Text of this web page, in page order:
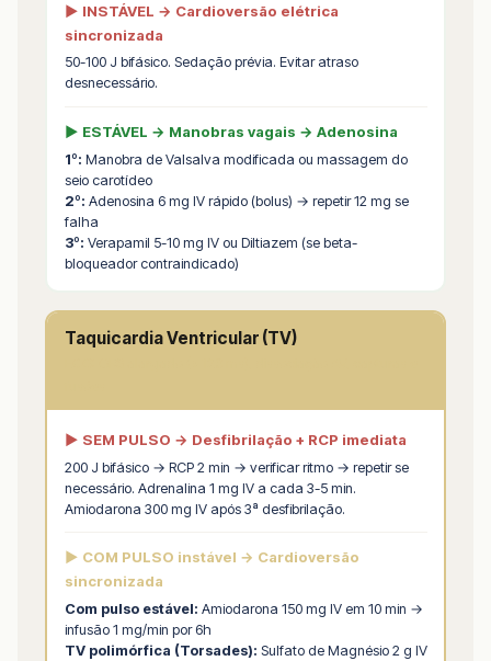
▶ INSTÁVEL → Cardioversão elétrica
sincronizada
50-100 J bifásico. Sedação prévia. Evitar atraso
desnecessário.
▶ ESTÁVEL → Manobras vagais → Adenosina
1º: Manobra de Valsalva modificada ou massagem do
seio carotídeo
2º: Adenosina 6 mg IV rápido (bolus) → repetir 12 mg se
falha
3º: Verapamil 5-10 mg IV ou Diltiazem (se beta-
bloqueador contraindicado)
Taquicardia Ventricular (TV)
▶ SEM PULSO → Desfibrilação + RCP imediata
200 J bifásico → RCP 2 min → verificar ritmo → repetir se
necessário. Adrenalina 1 mg IV a cada 3-5 min.
Amiodarona 300 mg IV após 3ª desfibrilação.
▶ COM PULSO instável → Cardioversão
sincronizada
Com pulso estável: Amiodarona 150 mg IV em 10 min →
infusão 1 mg/min por 6h
TV polimórfica (Torsades): Sulfato de Magnésio 2 g IV